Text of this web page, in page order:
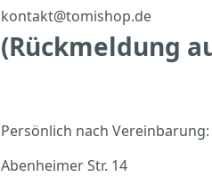
kontakt@tomishop.de
(Rückmeldung
Persönlich nach Vereinbarung:
Abenheimer Str. 14